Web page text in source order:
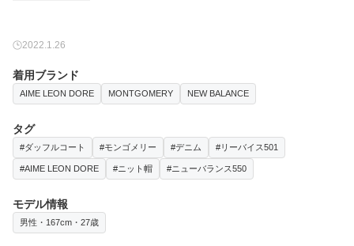
2022.1.26
着用ブランド
AIME LEON DORE MONTGOMERY NEW BALANCE
タグ
#ダッフルコート #モンゴメリー #デニム #リーバイス501
#AIME LEON DORE #ニット帽 #ニューバランス550
モデル情報
男性・167cm・27歳